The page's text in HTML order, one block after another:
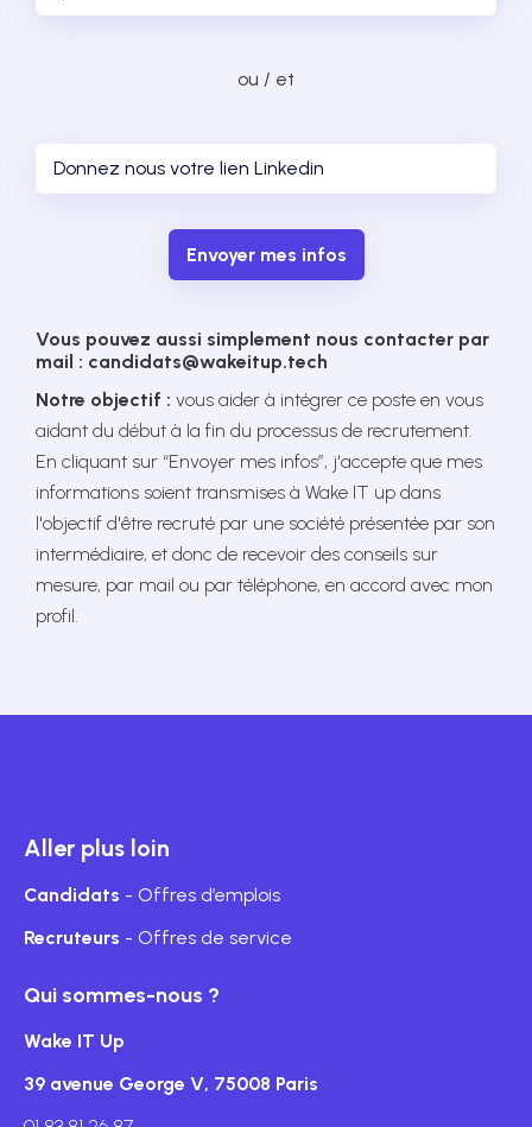
ou / et
Envoyer mes infos
Vous pouvez aussi simplement nous contacter par
mail : candidats@wakeitup.tech
Notre objectif : vous aider à intégrer ce poste en vous
aidant du début à la fin du processus de recrutement.
En cliquant sur “Envoyer mes infos”, j'accepte que mes
informations soient transmises à Wake IT up dans
l'objectif d'être recruté par une société présentée par son
intermédiaire, et donc de recevoir des conseils sur
mesure, par mail ou par téléphone, en accord avec mon
profil.
Aller plus loin
Candidats - Offres d’emplois
Recruteurs - Offres de service
Qui sommes-nous ?
Wake IT Up
39 avenue George V, 75008 Paris